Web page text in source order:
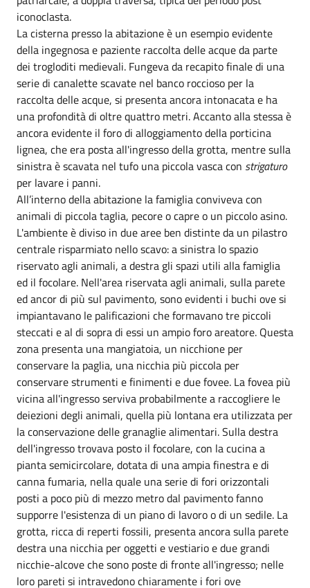
iconoclasta.
La cisterna presso la abitazione è un esempio evidente
della ingegnosa e paziente raccolta delle acque da parte
dei trogloditi medievali. Fungeva da recapito finale di una
serie di canalette scavate nel banco roccioso per la
raccolta delle acque, si presenta ancora intonacata e ha
una profondità di oltre quattro metri. Accanto alla stessa è
ancora evidente il foro di alloggiamento della porticina
lignea, che era posta all'ingresso della grotta, mentre sulla
sinistra è scavata nel tufo una piccola vasca con strigaturo
per lavare i panni.
All’interno della abitazione la famiglia conviveva con
animali di piccola taglia, pecore o capre o un piccolo asino.
L'ambiente è diviso in due aree ben distinte da un pilastro
centrale risparmiato nello scavo: a sinistra lo spazio
riservato agli animali, a destra gli spazi utili alla famiglia
ed il focolare. Nell'area riservata agli animali, sulla parete
ed ancor di più sul pavimento, sono evidenti i buchi ove si
impiantavano le palificazioni che formavano tre piccoli
steccati e al di sopra di essi un ampio foro areatore. Questa
zona presenta una mangiatoia, un nicchione per
conservare la paglia, una nicchia più piccola per
conservare strumenti e finimenti e due fovee. La fovea più
vicina all'ingresso serviva probabilmente a raccogliere le
deiezioni degli animali, quella più lontana era utilizzata per
la conservazione delle granaglie alimentari. Sulla destra
dell'ingresso trovava posto il focolare, con la cucina a
pianta semicircolare, dotata di una ampia finestra e di
canna fumaria, nella quale una serie di fori orizzontali
posti a poco più di mezzo metro dal pavimento fanno
supporre l'esistenza di un piano di lavoro o di un sedile. La
grotta, ricca di reperti fossili, presenta ancora sulla parete
destra una nicchia per oggetti e vestiario e due grandi
nicchie-alcove che sono poste di fronte all'ingresso; nelle
loro pareti si intravedono chiaramente i fori ove